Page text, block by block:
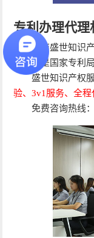
专利办理代理
河南盛世知识
余年，是国家专利
盛世知识产权
验、3v1服务、全
免费咨询热线：